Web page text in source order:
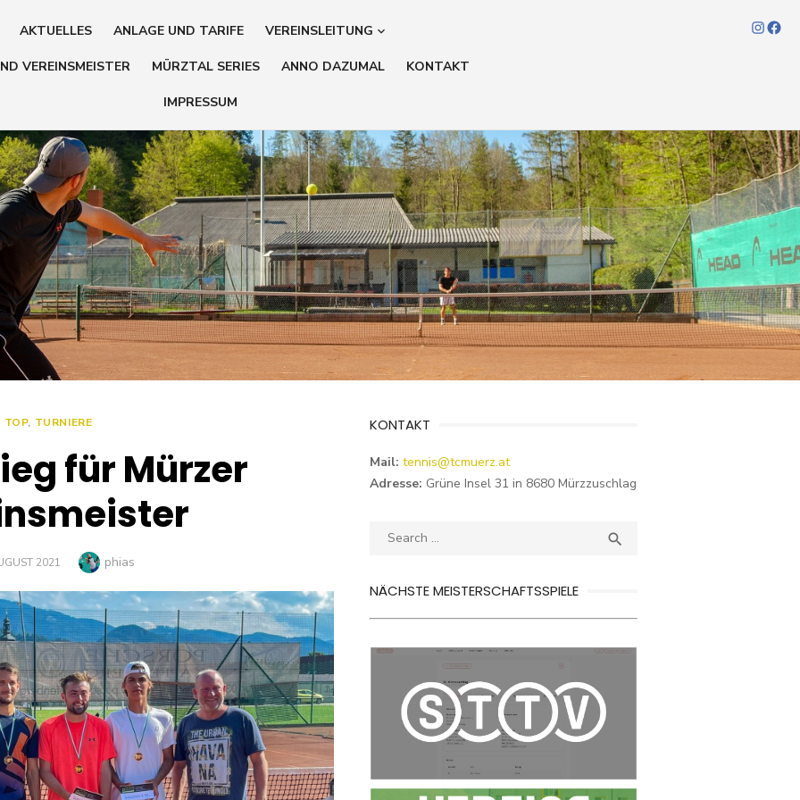
AKTUELLES ANLAGE UND TARIFE VEREINSLEITUNG
VEREINSMEISTER MÜRZTAL SERIES ANNO DAZUMAL KONTAKT
IMPRESSUM
TOP, TURNIERE
für Mürzer
2021 Author
phias
KONTAKT
Mail: tennis@tcmuerz.at
Adresse: Grüne Insel 31 in 8680 Mürzzuschlag
Search

NÄCHSTE MEISTERSCHAFTSSPIELE